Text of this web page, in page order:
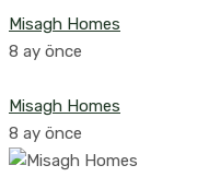
Misagh Homes
8 ay önce
Misagh Homes
8 ay önce